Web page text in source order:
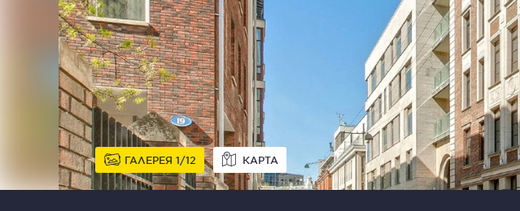
ГАЛЕРЕЯ 1 12 КАРТА